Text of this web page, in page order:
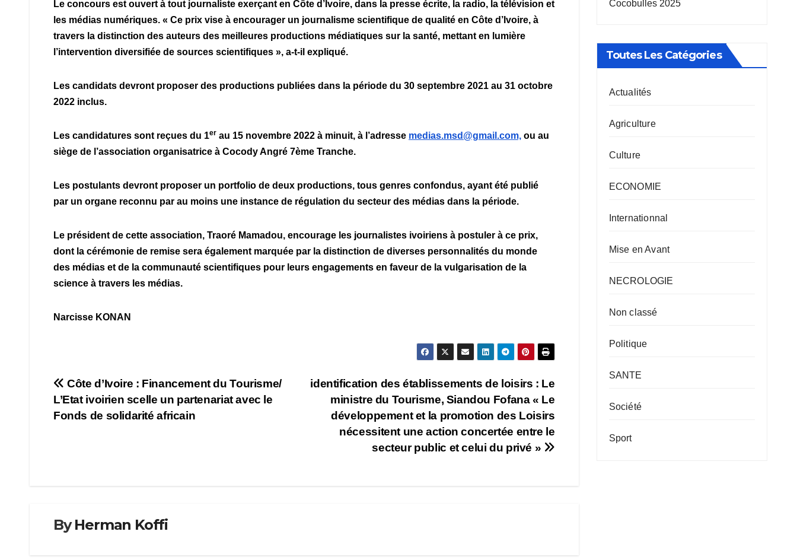
Le concours est ouvert à tout journaliste exerçant en Côte d’Ivoire, dans la presse écrite, la radio, la télévision et
les médias numériques. « Ce prix vise à encourager un journalisme scientifique de qualité en Côte d’Ivoire, à
travers la distinction des auteurs des meilleures productions médiatiques sur la santé, mettant en lumière
l’intervention diversifiée de sources scientifiques », a-t-il expliqué.
Les candidats devront proposer des productions publiées dans la période du 30 septembre 2021 au 31 octobre
2022 inclus.
Les candidatures sont reçues du 1er au 15 novembre 2022 à minuit, à l’adresse medias.msd@gmail.com, ou au
siège de l’association organisatrice à Cocody Angré 7ème Tranche.
Les postulants devront proposer un portfolio de deux productions, tous genres confondus, ayant été publié
par un organe reconnu par au moins une instance de régulation du secteur des médias dans la période.
Le président de cette association, Traoré Mamadou, encourage les journalistes ivoiriens à postuler à ce prix,
dont la cérémonie de remise sera également marquée par la distinction de diverses personnalités du monde
des médias et de la communauté scientifiques pour leurs engagements en faveur de la vulgarisation de la
science à travers les médias.
Narcisse KONAN
Navigation
de
identification des établissements de loisirs : Le
ministre du Tourisme, Siandou Fofana « Le
développement et la promotion des Loisirs
nécessitent une action concertée entre le
secteur public et celui du privé »
Côte d’Ivoire : Financement du Tourisme/
L’Etat ivoirien scelle un partenariat avec le
Fonds de solidarité africain
ByHerman Koffi
Cocobulles 2025
Toutes Les Catégories
Actualités
Agriculture
Culture
ECONOMIE
Internationnal
Mise en Avant
NECROLOGIE
Non classé
Politique
SANTE
Société
Sport